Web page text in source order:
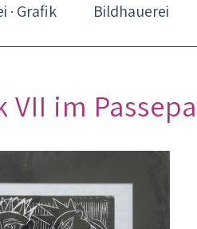
· Grafik Bildhauerei
VII im